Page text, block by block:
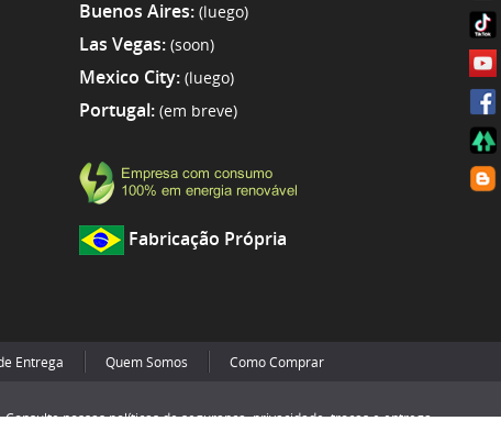
Buenos Aires: (luego)
Las Vegas: (soon)
Mexico City: (luego)
Portugal: (em breve)
Fabricação Própria
Entrega Quem Somos Como Comprar
nossas políticas de segurança, privacidade, trocas e entrega.